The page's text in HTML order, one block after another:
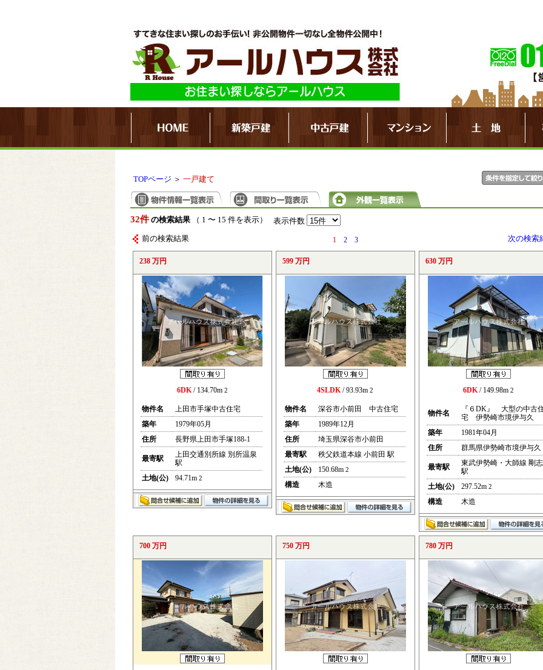
TOPページ ＞ 一戸建て
32件 の検索結果（ 1 〜 15 件を表示） 表示件数
前の検索結果 1 2 3 次の検索
238 万円
6DK/ 134.70m 2
物件名
上田市手塚中古住宅
築年
1979年05月
住所
長野県上田市手塚188-1
最寄駅
上田交通別所線 別所温泉
駅
土地(公)
94.71m 2
599 万円
4SLDK/ 93.93m 2
物件名
深谷市小前田 中古住宅
築年
1989年12月
住所
埼玉県深谷市小前田
最寄駅
秩父鉄道本線 小前田 駅
土地(公)
150.68m 2
構造 木造
630 万円
6DK/ 149.98m 2
物件名
『６DK』 大型の中古
宅 伊勢崎市境伊与久
築年
1981年04月
住所
群馬県伊勢崎市境伊与久
最寄駅
東武伊勢崎・大師線 剛志
駅
土地(公)
297.52m 2
構造 木造
700 万円 750 万円 780 万円